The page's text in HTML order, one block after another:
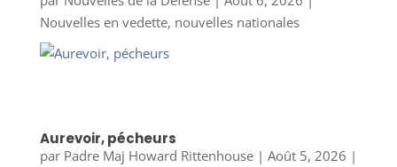
Nouvelles en vedette, nouvelles nationales
Aurevoir, pécheurs
par Padre Maj Howard Rittenhouse| Août 5, 2026 |